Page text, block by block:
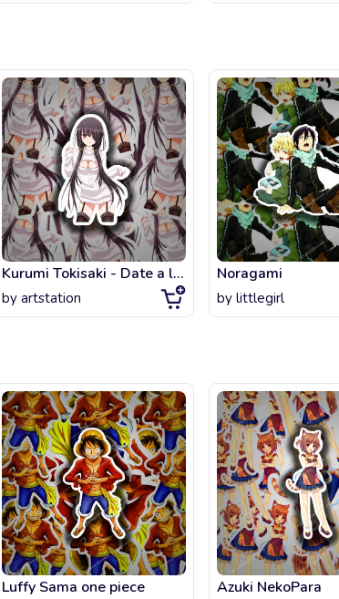
Kurumi Tokisaki - Date a live
by artstation
Noragami
by littlegirl
Luffy Sama one piece Azuki NekoPara